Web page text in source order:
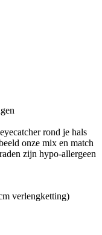
rond je hals
onze mix en match
zijn hypo-allergeen
verlengketting)